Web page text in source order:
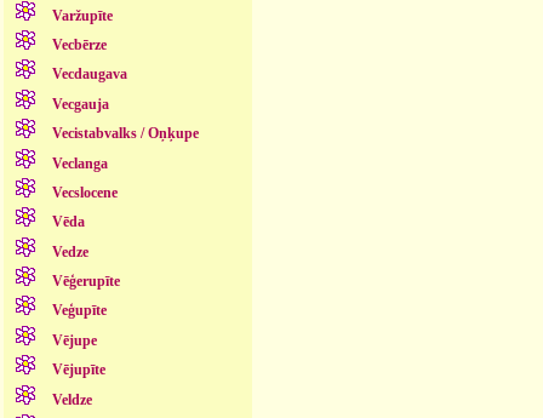
Varžupīte
Vecbērze
Vecdaugava
Vecgauja
Vecistabvalks / Oņķupe
Veclanga
Vecslocene
Vēda
Vedze
Vēģerupīte
Veģupīte
Vējupe
Vējupīte
Veldze